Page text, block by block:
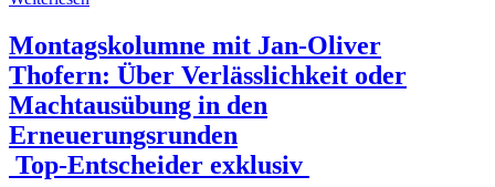
Montagskolumne mit Jan-Oliver
Thofern: Über Verlässlichkeit oder
Machtausübung in den
Erneuerungsrunden
Top-Entscheider exklusiv